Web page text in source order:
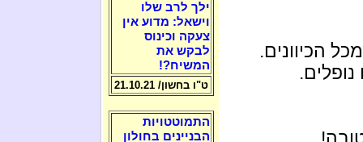
הכיוונים.
ילך לרב שלו
וישאל: מדוע אין
צעקה וכינוס
לבקש את
המשיח?!
ט"ו בחשון/ 21.10.21
התמוטטויות
הבניינים בחולון